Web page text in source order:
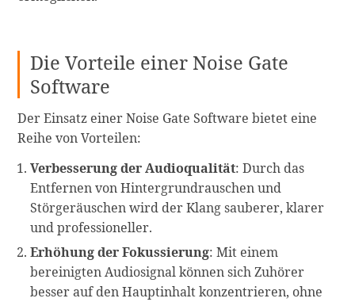
Die Vorteile einer Noise Gate
Software
Der Einsatz einer Noise Gate Software bietet eine
Reihe von Vorteilen:
Verbesserung der Audioqualität: Durch das
Entfernen von Hintergrundrauschen und
Störgeräuschen wird der Klang sauberer, klarer
und professioneller.
Erhöhung der Fokussierung: Mit einem
bereinigten Audiosignal können sich Zuhörer
besser auf den Hauptinhalt konzentrieren, ohne